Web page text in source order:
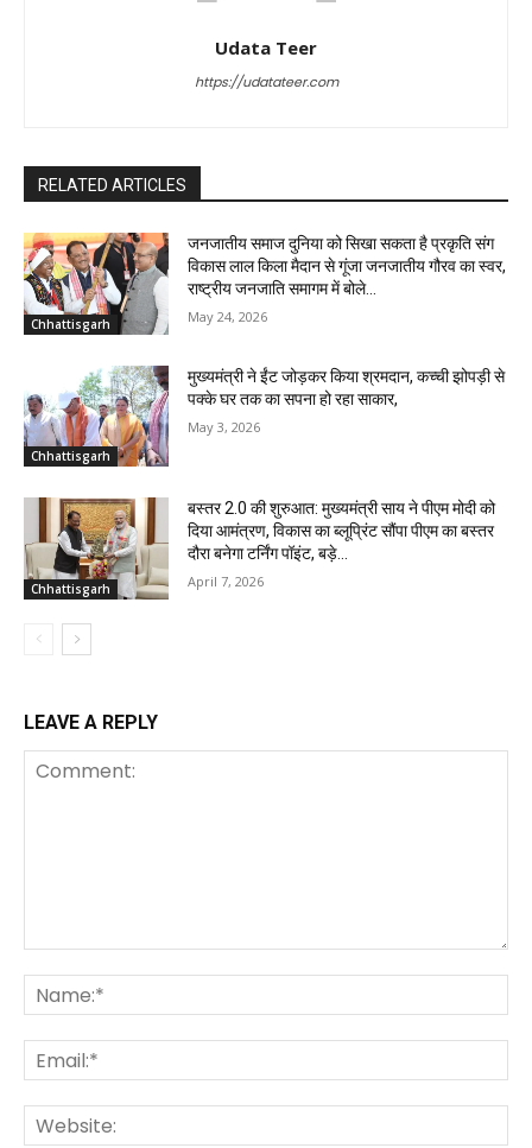
Udata Teer
https://udatateer.com
RELATED ARTICLES
Chhattisgarh
जनजातीय समाज दुनिया को सिखा सकता है प्रकृति संग
विकास लाल किला मैदान से गूंजा जनजातीय गौरव का स्वर,
राष्ट्रीय जनजाति समागम में बोले...
May 24, 2026
Chhattisgarh
मुख्यमंत्री ने ईंट जोड़कर किया श्रमदान, कच्ची झोपड़ी से
पक्के घर तक का सपना हो रहा साकार,
May 3, 2026
Chhattisgarh
बस्तर 2.0 की शुरुआत: मुख्यमंत्री साय ने पीएम मोदी को
दिया आमंत्रण, विकास का ब्लूप्रिंट सौंपा पीएम का बस्तर
दौरा बनेगा टर्निंग पॉइंट, बड़े...
April 7, 2026
LEAVE A REPLY